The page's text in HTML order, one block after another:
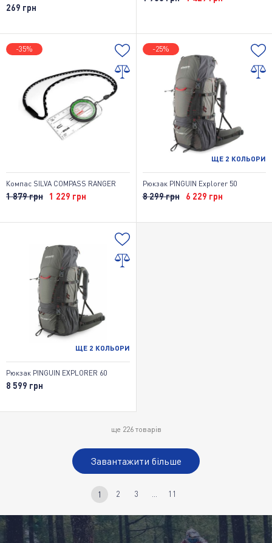
269 грн
-35%
Компас SILVA COMPASS RANGER
1 879 грн 1 229 грн
-25%
ЩЕ 2 КОЛЬОРИ
Рюкзак PINGUIN Explorer 50
8 299 грн 6 229 грн
ЩЕ 2 КОЛЬОРИ
Рюкзак PINGUIN EXPLORER 60
8 599 грн
ще 226 товарів
Завантажити більше
1 2 3 11